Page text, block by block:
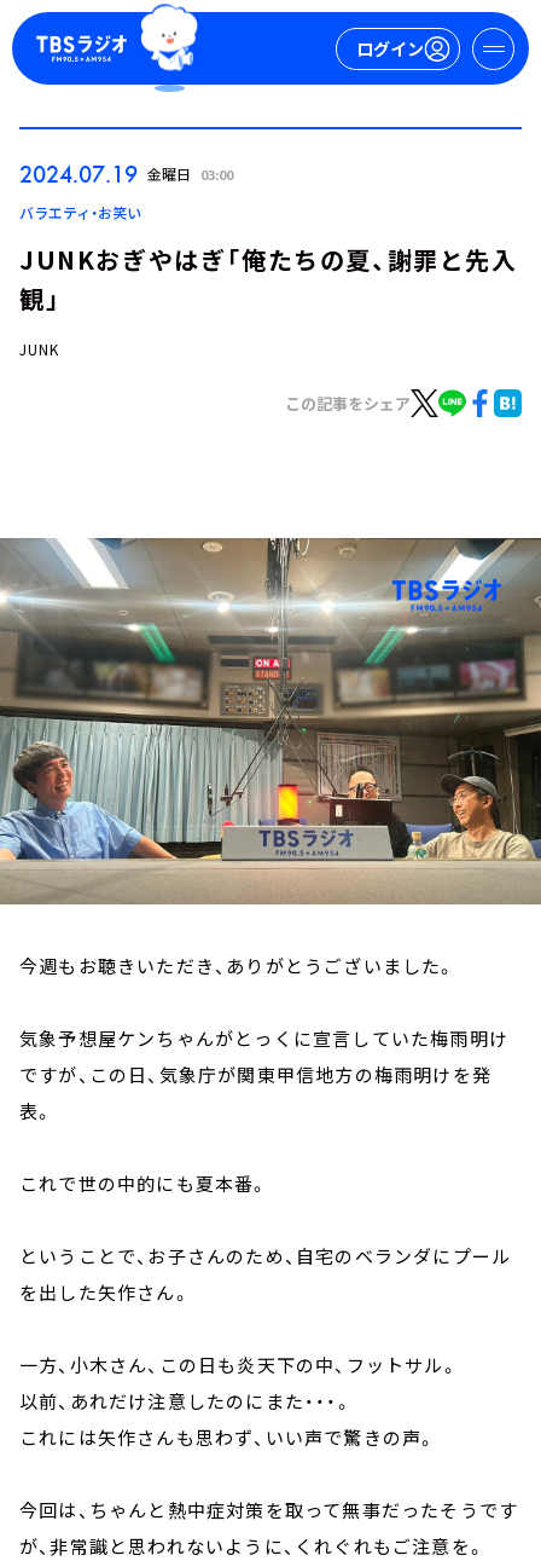
ログイン
ログイン
お知らせ
イベント・グッズ
YouTube
会社情報
2024.07.19 金曜日 03:00
バラエティ・お笑い
JUNKおぎやはぎ「俺たちの夏、謝罪と先入
観」
JUNK
この記事をシェア
今週もお聴きいただき、ありがとうございました。
気象予想屋ケンちゃんがとっくに宣言していた梅雨明け
ですが、この日、気象庁が関東甲信地方の梅雨明けを発
表。
これで世の中的にも夏本番。
ということで、お子さんのため、自宅のベランダにプール
を出した矢作さん。
一方、小木さん、この日も炎天下の中、フットサル。
以前、あれだけ注意したのにまた・・・。
これには矢作さんも思わず、いい声で驚きの声。
今回は、ちゃんと熱中症対策を取って無事だったそうです
が、非常識と思われないように、くれぐれもご注意を。